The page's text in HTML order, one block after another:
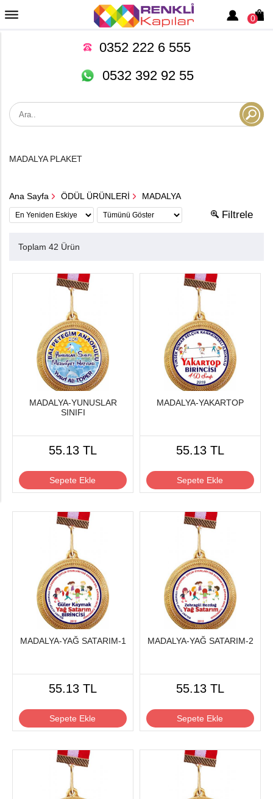
0
0352 222 6 555
0532 392 92 55
MADALYA PLAKET
Ana Sayfa ÖDÜL ÜRÜNLERİ MADALYA
Filtrele
Toplam 42 Ürün
MADALYA-YUNUSLAR
SINIFI
55.13 TL
Sepete Ekle
MADALYA-YAKARTOP
55.13 TL
Sepete Ekle
MADALYA-YAĞ SATARIM-1
55.13 TL
Sepete Ekle
MADALYA-YAĞ SATARIM-2
55.13 TL
Sepete Ekle